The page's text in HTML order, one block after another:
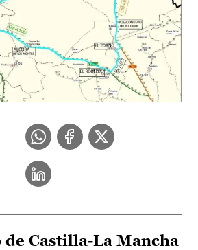
Castilla-La Mancha